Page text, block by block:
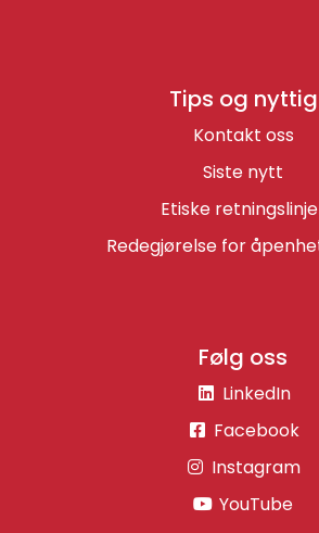
Tips og nyttig
Kontakt oss
Siste nytt
Etiske
Redegjørelse for
Følg oss
LinkedIn
Facebook
Instagram
YouTube